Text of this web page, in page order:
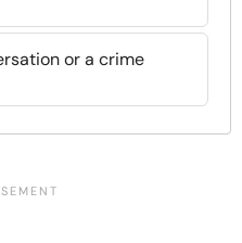
or a crime